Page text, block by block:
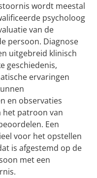
wordt meestal
psycholoog
van de
persoon. Diagnose
uitgebreid klinisch
geschiedenis,
ervaringen
en observaties
het patroon van
Een
voor het opstellen
is afgestemd op de
met een